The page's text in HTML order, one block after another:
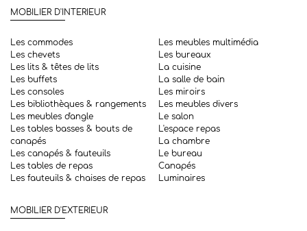
MOBILIER D'INTERIEUR
Les commodes
Les chevets
Les lits & têtes de lits
Les buffets
Les consoles
Les bibliothèques & rangements
Les meubles d'angle
Les tables basses & bouts de
canapés
Les canapés & fauteuils
Les tables de repas
Les fauteuils & chaises de repas
Les meubles multimédia
Les bureaux
La cuisine
La salle de bain
Les miroirs
Les meubles divers
Le salon
L'espace repas
La chambre
Le bureau
Canapés
Luminaires
MOBILIER D'EXTERIEUR